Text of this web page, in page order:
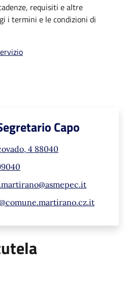
requisiti e altre
i termini e le condizioni di
Capo
4 88040